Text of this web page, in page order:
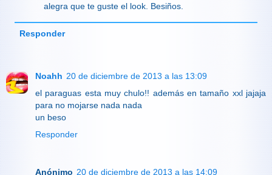
alegra que te guste el look. Besiños.
Responder
Noahh 20 de diciembre de 2013 a las 13:09
el paraguas esta muy chulo!! además en tamaño xxl jajaja
para no mojarse nada nada
un beso
Responder
Anónimo 20 de diciembre de 2013 a las 14:09